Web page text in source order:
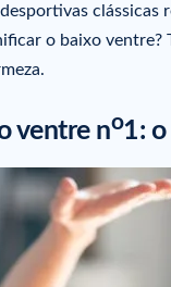
o baixo
ventre no1: